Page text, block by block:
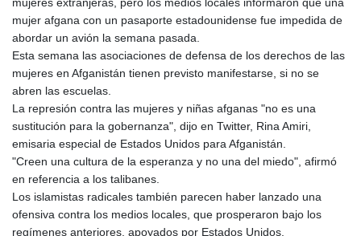
mujeres extranjeras, pero los medios locales informaron que una
mujer afgana con un pasaporte estadounidense fue impedida de
abordar un avión la semana pasada.
Esta semana las asociaciones de defensa de los derechos de las
mujeres en Afganistán tienen previsto manifestarse, si no se
abren las escuelas.
La represión contra las mujeres y niñas afganas "no es una
sustitución para la gobernanza", dijo en Twitter, Rina Amiri,
emisaria especial de Estados Unidos para Afganistán.
"Creen una cultura de la esperanza y no una del miedo", afirmó
en referencia a los talibanes.
Los islamistas radicales también parecen haber lanzado una
ofensiva contra los medios locales, que prosperaron bajo los
regímenes anteriores, apoyados por Estados Unidos.